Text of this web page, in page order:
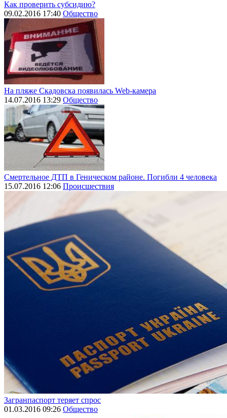
Как проверить субсидию?
09.02.2016 17:40 Общество
На пляже Скадовска появилась Web-камера
14.07.2016 13:29 Общество
Смертельное ДТП в Геническом районе. Погибли 4 человека
15.07.2016 12:06 Происшествия
Загранпаспорт теряет спрос
01.03.2016 09:26 Общество